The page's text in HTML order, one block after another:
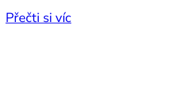
Přečti si víc